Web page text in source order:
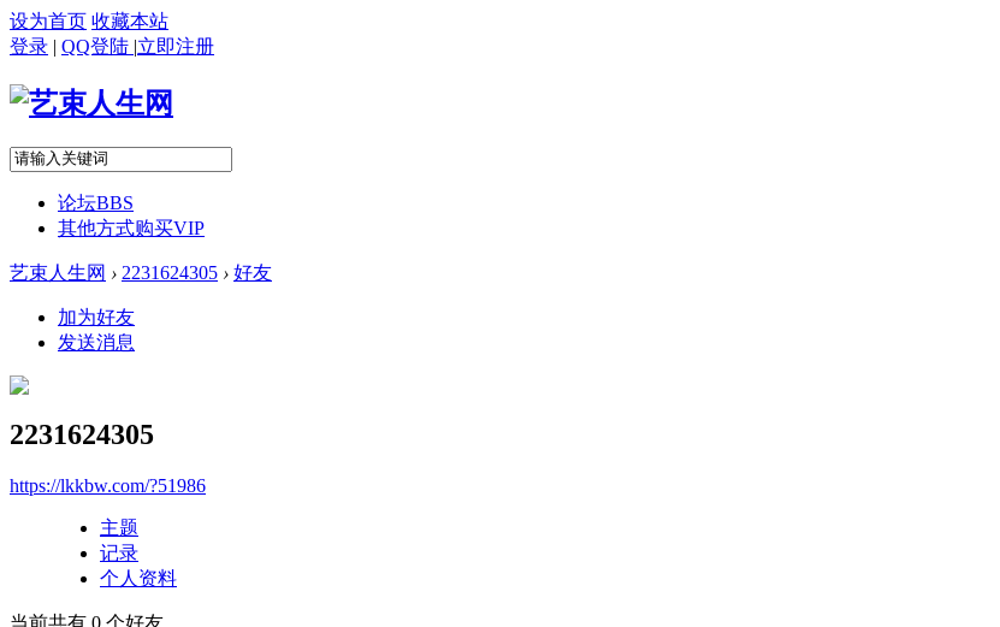
设为首页 收藏本站
登录 | QQ登陆 |立即注册
论坛BBS
其他方式购买VIP
艺束人生网 › 2231624305 › 好友
加为好友
发送消息
2231624305
https://lkkbw.com/?51986
主题
记录
个人资料
当前共有 0 个好友